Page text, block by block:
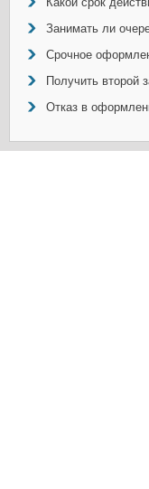
Занимать ли
Срочное
Получить второй
Отказ в